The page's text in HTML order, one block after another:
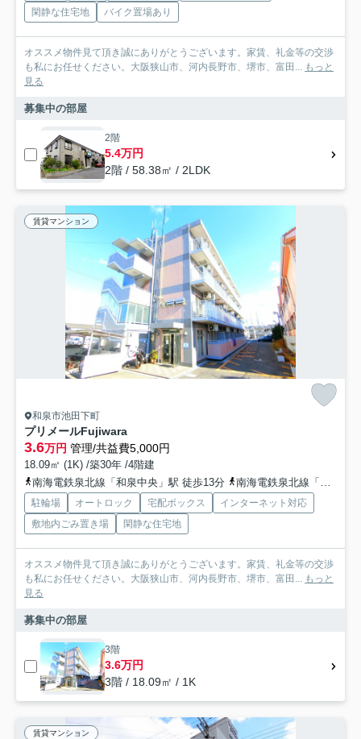
閑静な住宅地
バイク置場あり
オススメ物件見て頂き誠にありがとうございます。家賃、礼金等の交渉
も私にお任せください。大阪狭山市、河内長野市、堺市、富田... もっと
見る
募集中の部屋
2階
5.4万円
2階 / 58.38㎡ / 2LDK
賃貸マンション
和泉市池田下町
プリメールFujiwara
3.6万円 管理/共益費5,000円
18.09㎡ (1K) /築30年 /4階建
南海電鉄泉北線「和泉中央」駅 徒歩13分
南海電鉄泉北線「光明池」駅 徒歩25分
駐輪場 オートロック 宅配ボックス
インターネット対応
敷地内ごみ置き場
閑静な住宅地
オススメ物件見て頂き誠にありがとうございます。家賃、礼金等の交渉
も私にお任せください。大阪狭山市、河内長野市、堺市、富田... もっと
見る
募集中の部屋
3階
3.6万円
3階 / 18.09㎡ / 1K
賃貸マンション